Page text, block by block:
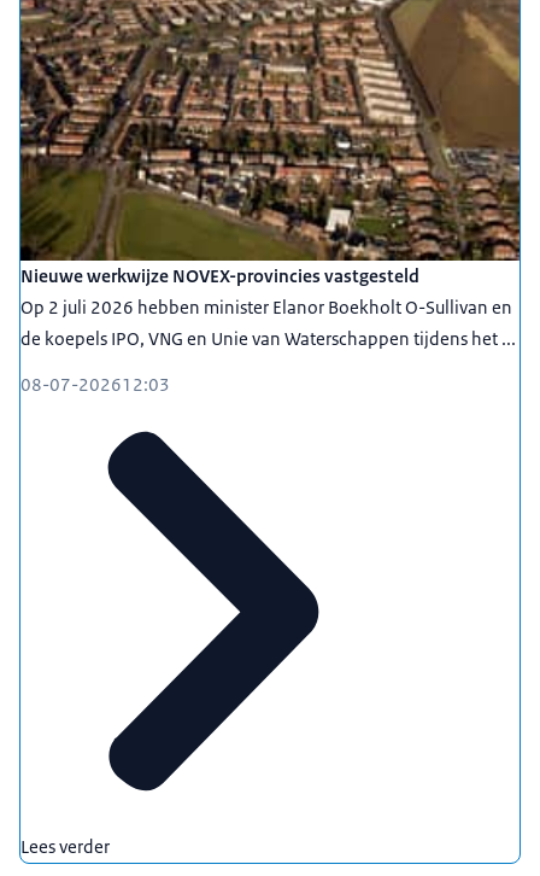
Nieuwe werkwijze NOVEX-provincies vastgesteld
Op 2 juli 2026 hebben minister Elanor Boekholt O-Sullivan en
de koepels IPO, VNG en Unie van Waterschappen tijdens het ...
08-07-202612:03
Lees verder